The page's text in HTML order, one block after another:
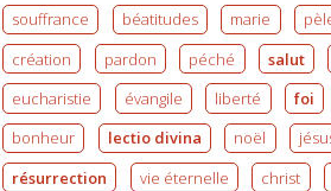
souffrance béatitudes marie
création
pardon péché salut
eucharistie
évangile liberté foi
bonheur
lectio divina noël
résurrection
vie éternelle christ